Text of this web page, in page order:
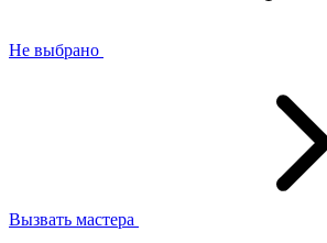
Не выбрано
Вызвать мастера